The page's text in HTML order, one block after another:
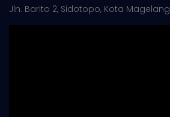
Jln. Barito 2, Sidotopo, Kota Magelang